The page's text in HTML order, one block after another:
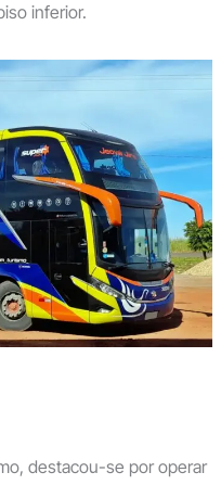
inferior.
destacou-se por operar